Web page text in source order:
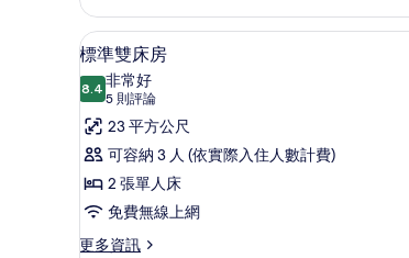
的
詳
情
顯
示
標
準
雙
床
房
的
標準雙床房 | 高
5
標準雙床房
8.48.4 分，滿分 10 分
非常好
5 則評論
(5
則
評
論)
23 平方公尺
可容納 3 人 (依實際入住人數計費)
2 張單人床
免費無線上網
更多資訊
更